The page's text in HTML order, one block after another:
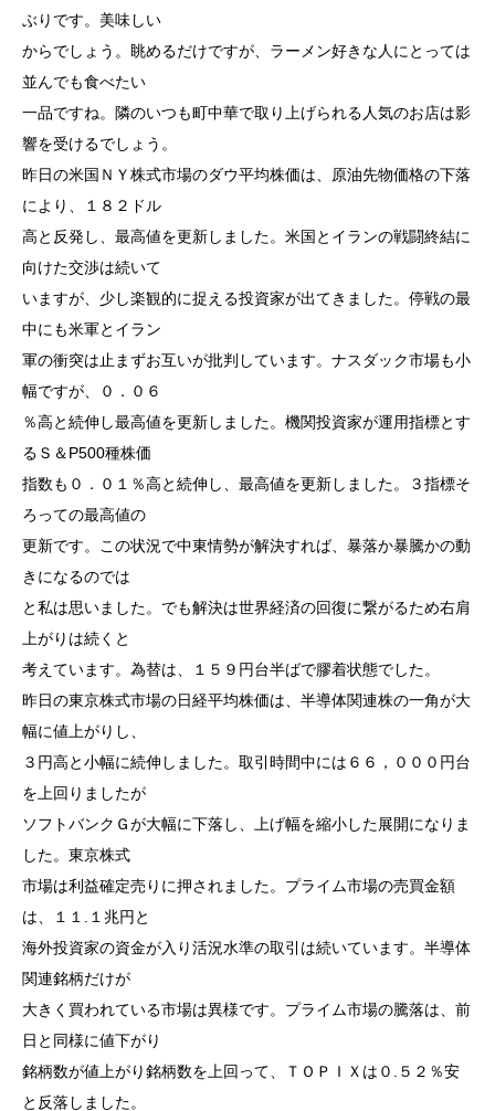
ぶりです。美味しい
からでしょう。眺めるだけですが、ラーメン好きな人にとっては
並んでも食べたい
一品ですね。隣のいつも町中華で取り上げられる人気のお店は影
響を受けるでしょう。
昨日の米国ＮＹ株式市場のダウ平均株価は、原油先物価格の下落
により、１８２ドル
高と反発し、最高値を更新しました。米国とイランの戦闘終結に
向けた交渉は続いて
いますが、少し楽観的に捉える投資家が出てきました。停戦の最
中にも米軍とイラン
軍の衝突は止まずお互いが批判しています。ナスダック市場も小
幅ですが、０．０６
％高と続伸し最高値を更新しました。機関投資家が運用指標とす
るＳ＆P500種株価
指数も０．０１％高と続伸し、最高値を更新しました。３指標そ
ろっての最高値の
更新です。この状況で中東情勢が解決すれば、暴落か暴騰かの動
きになるのでは
と私は思いました。でも解決は世界経済の回復に繋がるため右肩
上がりは続くと
考えています。為替は、１５９円台半ばで膠着状態でした。
昨日の東京株式市場の日経平均株価は、半導体関連株の一角が大
幅に値上がりし、
３円高と小幅に続伸しました。取引時間中には６６，０００円台
を上回りましたが
ソフトバンクＧが大幅に下落し、上げ幅を縮小した展開になりま
した。東京株式
市場は利益確定売りに押されました。プライム市場の売買金額
は、１１.１兆円と
海外投資家の資金が入り活況水準の取引は続いています。半導体
関連銘柄だけが
大きく買われている市場は異様です。プライム市場の騰落は、前
日と同様に値下がり
銘柄数が値上がり銘柄数を上回って、ＴＯＰＩＸは０.５２％安
と反落しました。